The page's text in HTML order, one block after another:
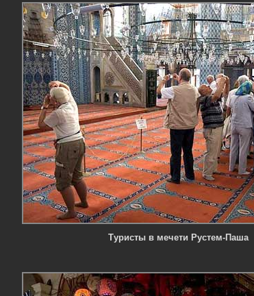
Туристы в мечети Рустем-Паша